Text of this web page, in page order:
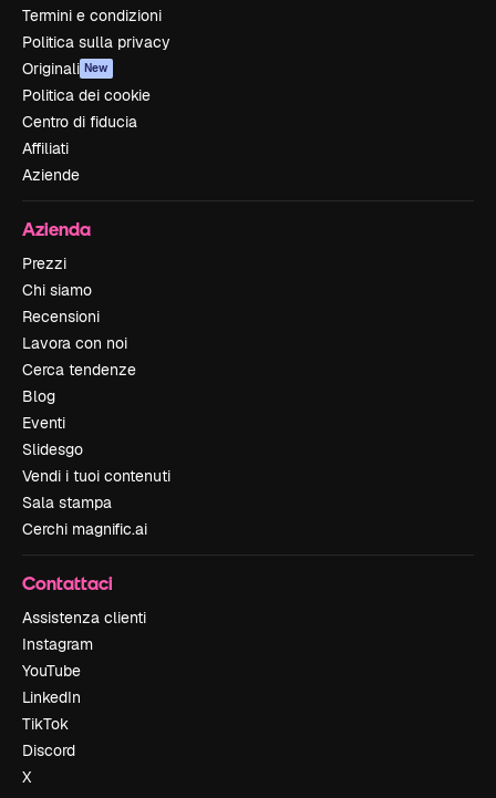
Termini e condizioni
Politica sulla privacy
Originali New
Politica dei cookie
Centro di fiducia
Affiliati
Aziende
Azienda
Prezzi
Chi siamo
Recensioni
Lavora con noi
Cerca tendenze
Blog
Eventi
Slidesgo
Vendi i tuoi contenuti
Sala stampa
Cerchi magnific.ai
Contattaci
Assistenza clienti
Instagram
YouTube
LinkedIn
TikTok
Discord
X